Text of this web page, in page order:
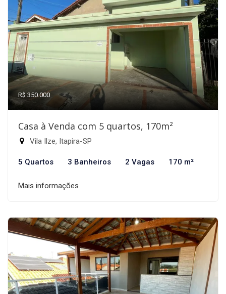
R$ 350.000
Casa à Venda com 5 quartos, 170m²
Vila Ilze, Itapira-SP
5 Quartos 3 Banheiros 2 Vagas 170 m²
Mais informações